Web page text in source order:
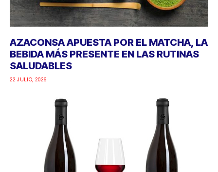
AZACONSA APUESTA POR EL MATCHA, LA
BEBIDA MÁS PRESENTE EN LAS RUTINAS
SALUDABLES
22 JULIO, 2026